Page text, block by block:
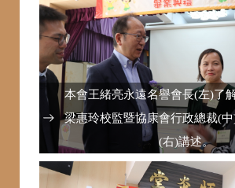
本會王緒亮永遠名譽會長(左)了
梁惠玲校監暨協康會行政總裁(
(右)講述。